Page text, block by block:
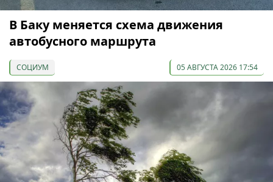
В Баку меняется схема движения
автобусного маршрута
СОЦИУМ 05 АВГУСТА 2026 17:54